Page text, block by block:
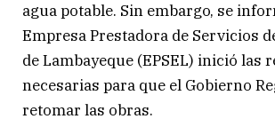
agua potable. Sin embargo, se
Empresa Prestadora de Servicios
de Lambayeque (EPSEL) inició las
necesarias para que el Gobierno
retomar las obras.